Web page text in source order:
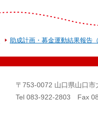
助成計画・募金運動結果報告
〒753-0072 山口県山口
Tel 083-922-2803 Fax